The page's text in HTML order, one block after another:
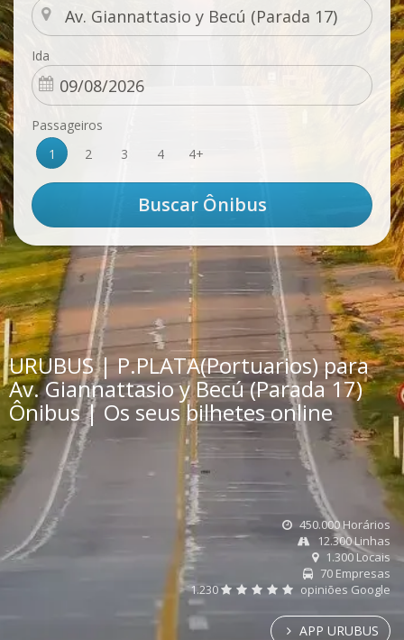
Ida
Passageiros
1
2 3 4 4+
URUBUS | P.PLATA(Portuarios) para
Av. Giannattasio y Becú (Parada 17)
Ônibus | Os seus bilhetes online
450.000 Horários
12.300 Linhas
1.300 Locais
70 Empresas
1.230
opiniões Google
APP URUBUS